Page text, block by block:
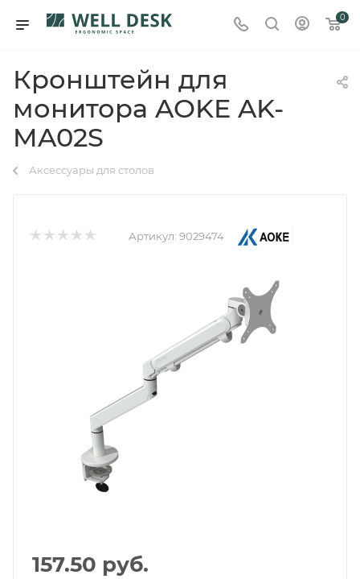
0
Кронштейн для
монитора AOKE AK-
MA02S
Аксессуары для столов
Артикул: 9029474
157.50 руб.